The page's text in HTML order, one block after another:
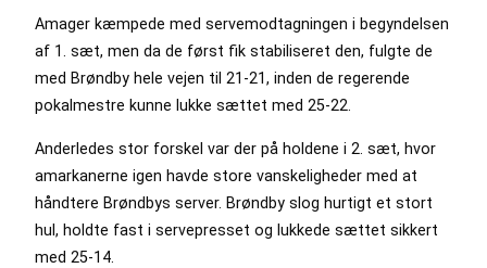
Amager kæmpede med servemodtagningen i begyndelsen
af 1. sæt, men da de først fik stabiliseret den, fulgte de
med Brøndby hele vejen til 21-21, inden de regerende
pokalmestre kunne lukke sættet med 25-22.
Anderledes stor forskel var der på holdene i 2. sæt, hvor
amarkanerne igen havde store vanskeligheder med at
håndtere Brøndbys server. Brøndby slog hurtigt et stort
hul, holdte fast i servepresset og lukkede sættet sikkert
med 25-14.